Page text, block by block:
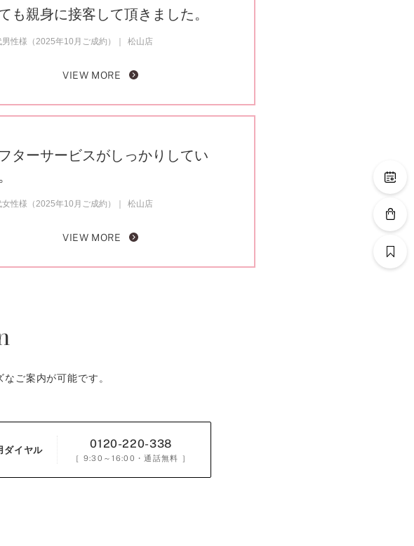
も親身に接客して頂きました。
性様（2025年10月ご成約） 松山店
VIEW MORE
ターサービスがしっかりしてい
性様（2025年10月ご成約） 松山店
VIEW MORE
ご案内が可能です。
ダイヤル 0120-220-338
［ 9:30～16:00 ・通話無料 ］